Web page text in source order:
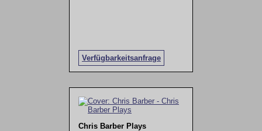
Verfügbarkeitsanfrage
Chris Barber Plays